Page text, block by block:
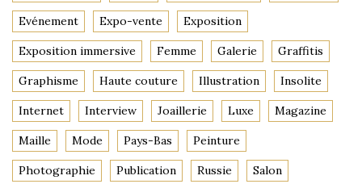
Evénement Expo-vente Exposition
Exposition immersive Femme Galerie Graffitis
Graphisme Haute couture Illustration Insolite
Internet Interview Joaillerie Luxe Magazine
Maille Mode Pays-Bas Peinture
Photographie Publication Russie Salon